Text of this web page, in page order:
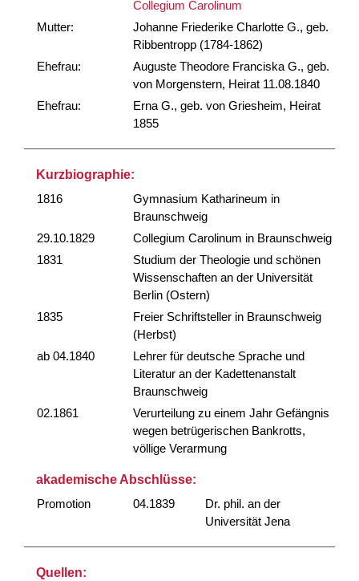
Collegium Carolinum
Mutter:
Johanne Friederike Charlotte G., geb.
Ribbentropp (1784-1862)
Ehefrau:
Auguste Theodore Franciska G., geb.
von Morgenstern, Heirat 11.08.1840
Ehefrau:
Erna G., geb. von Griesheim, Heirat
1855
Kurzbiographie:
1816
Gymnasium Katharineum in
Braunschweig
29.10.1829
Collegium Carolinum in Braunschweig
1831
Studium der Theologie und schönen
Wissenschaften an der Universität
Berlin (Ostern)
1835
Freier Schriftsteller in Braunschweig
(Herbst)
ab 04.1840
Lehrer für deutsche Sprache und
Literatur an der Kadettenanstalt
Braunschweig
02.1861
Verurteilung zu einem Jahr Gefängnis
wegen betrügerischen Bankrotts,
völlige Verarmung
akademische Abschlüsse:
Promotion
04.1839
Dr. phil. an der
Universität Jena
Quellen: